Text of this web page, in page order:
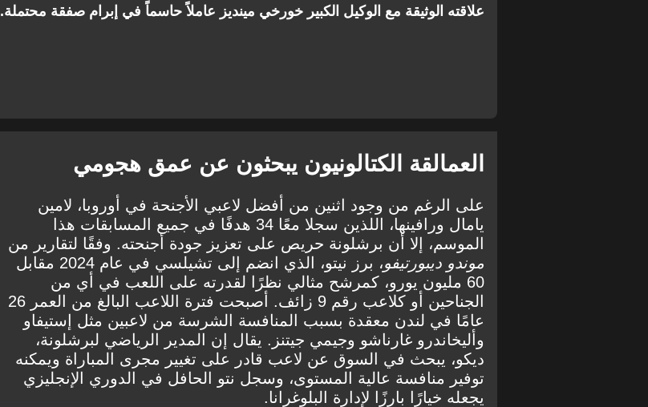
علاقته الوثيقة مع الوكيل الكبير خورخي مينديز عاملاً حاسماً في إبرام صفقة محتملة.
العمالقة الكتالونيون يبحثون عن عمق هجومي
على الرغم من وجود اثنين من أفضل لاعبي الأجنحة في أوروبا، لامين
يامال ورافينها، اللذين سجلا معًا 34 هدفًا في جميع المسابقات هذا
الموسم، إلا أن برشلونة حريص على تعزيز جودة أجنحته. وفقًا لتقارير من
موندو ديبورتيفو
، برز نيتو، الذي انضم إلى تشيلسي في عام 2024 مقابل
60 مليون يورو، كمرشح مثالي نظرًا لقدرته على اللعب في أي من
الجناحين أو كلاعب رقم 9 زائف. أصبحت فترة اللاعب البالغ من العمر 26
عامًا في لندن معقدة بسبب المنافسة الشرسة من لاعبين مثل إستيفاو
وأليخاندرو غارناشو وجيمي جيتنز. يقال إن المدير الرياضي لبرشلونة،
ديكو، يبحث في السوق عن لاعب قادر على تغيير مجرى المباراة ويمكنه
توفير منافسة عالية المستوى، وسجل نتو الحافل في الدوري الإنجليزي
يجعله خيارًا بارزًا لإدارة البلوغرانا.